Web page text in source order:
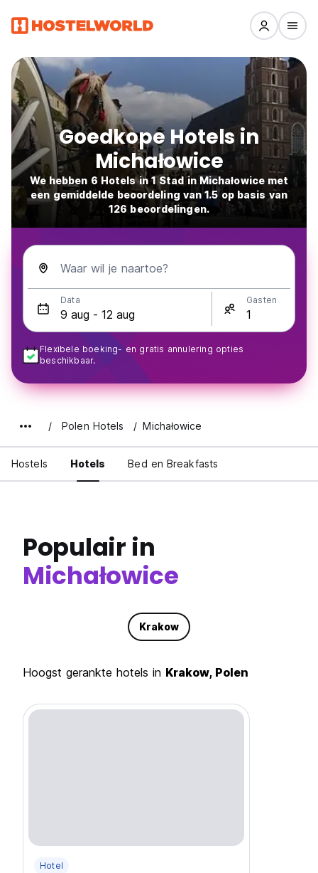
Goedkope Hotels in
Michałowice
We hebben 6 Hotels in 1 Stad in Michałowice met
een gemiddelde beoordeling van 1.5 op basis van
126 beoordelingen.
Waar wil je naartoe?
Data Gasten
Flexibele boeking- en gratis annulering opties
beschikbaar.
Polen Hotels Michałowice
Hostels Hotels Bed en Breakfasts
Populair in
Michałowice
Krakow
Hoogst gerankte hotels in Krakow, Polen
Hotel